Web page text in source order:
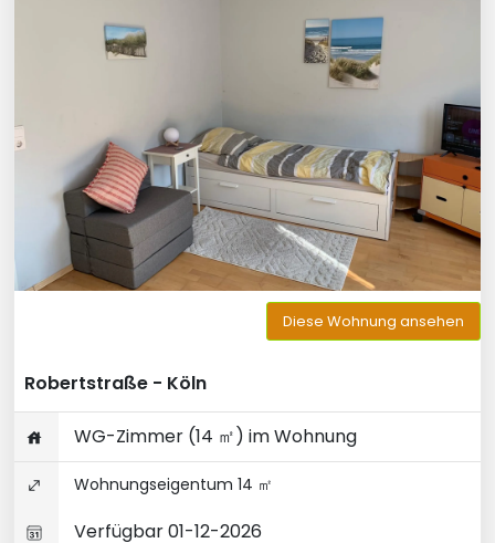
Diese Wohnung ansehen
Robertstraße - Köln
WG-Zimmer (14 ㎡) im Wohnung
Wohnungseigentum 14 ㎡
Verfügbar 01-12-2026